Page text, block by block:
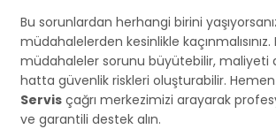
Bu sorunlardan herhangi birini
müdahalelerden kesinlikle kaçınmalısınız.
müdahaleler sorunu büyütebilir, maliyeti
hatta güvenlik riskleri oluşturabilir. Hemen
Servis çağrı merkezimizi arayarak
ve garantili destek alın.